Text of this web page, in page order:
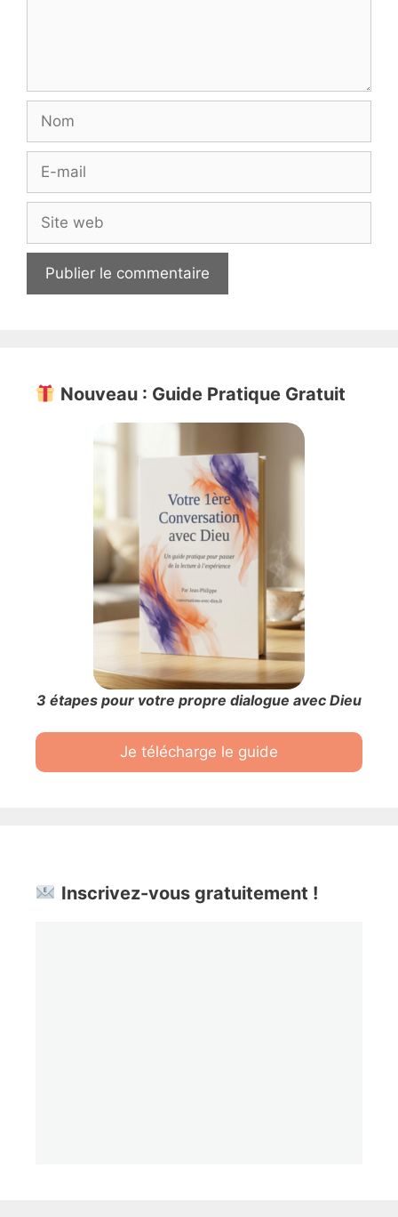
mail
web
Nouveau : Guide Pratique Gratuit
3 étapes pour votre propre dialogue avec Dieu
Je télécharge le guide
Inscrivez-vous gratuitement !